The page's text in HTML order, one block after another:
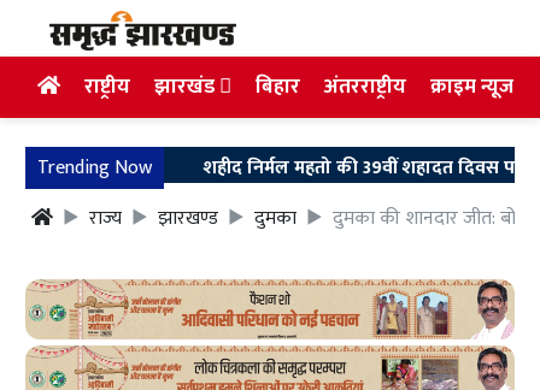
राष्ट्रीय झारखंड बिहार अंतरराष्ट्रीय क्राइम न्यूज
Trending Nowशहीद निर्मल महतो की 39वीं शहादत दिवस पर उलियान
राज्य
झारखण्ड दुमका दुमका की शानदार जीत: